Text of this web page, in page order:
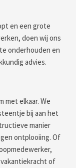
en een grote
doen wij ons
onderhouden en
advies.
met elkaar. We
bij aan het
manier
ontplooiing. Of
of